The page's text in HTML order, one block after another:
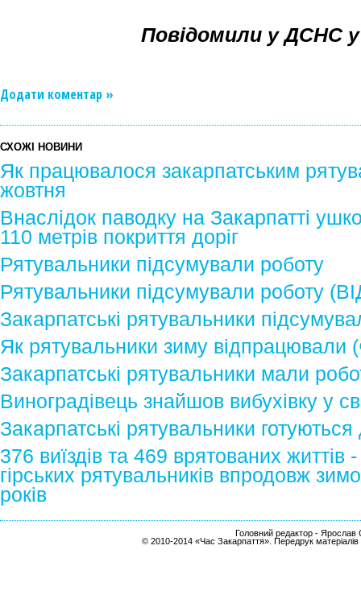
Повідомили у ДСНС у
Додати коментар »
СХОЖІ НОВИНИ
Як працювалося закарпатським
жовтня
Внаслідок паводку на Закарпатті
110 метрів покриття доріг
Рятувальники підсумували роботу
Рятувальники підсумували роботу
Закарпатські рятувальники
Як рятувальники зиму
Закарпатські рятувальники мали
Виноградівець знайшов вибухівку у
Закарпатські рятувальники
376 виїздів та 469 врятованих життів
гірських рятувальників впродовж
років
Головний редактор - Ярослав
© 2010-2014 «Час Закарпаття». Передрук